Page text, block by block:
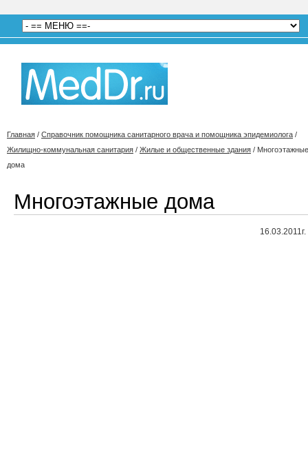
Главная / Справочник помощника санитарного врача и помощника эпидемиолога /
Жилищно-коммунальная санитария / Жилые и общественные здания / Многоэтажные
дома
Многоэтажные дома
16.03.2011г.